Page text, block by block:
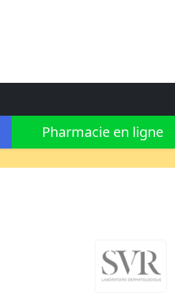
Pharmacie en ligne